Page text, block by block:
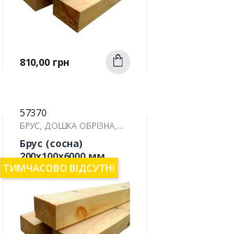
Швидкий
перегляд
Ціна
810,00 грн Купити
57370
БРУС, ДОШКА ОБРІЗНА,
РЕЙКА
Брус (сосна)
200х100х6000 мм
ТИМЧАСОВО ВІДСУТНІ